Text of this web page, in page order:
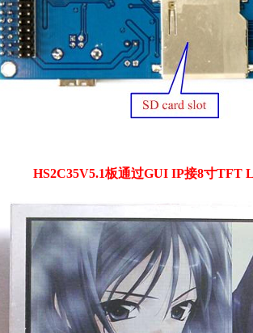
HS2C35V5.1板通过GUI IP接8寸TFT